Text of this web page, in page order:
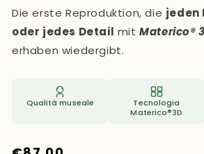
Die erste Reproduktion, die jeden
oder jedes Detail mitMaterico®
erhaben wiedergibt.
Qualità museale
Tecnologia
Materico®3D